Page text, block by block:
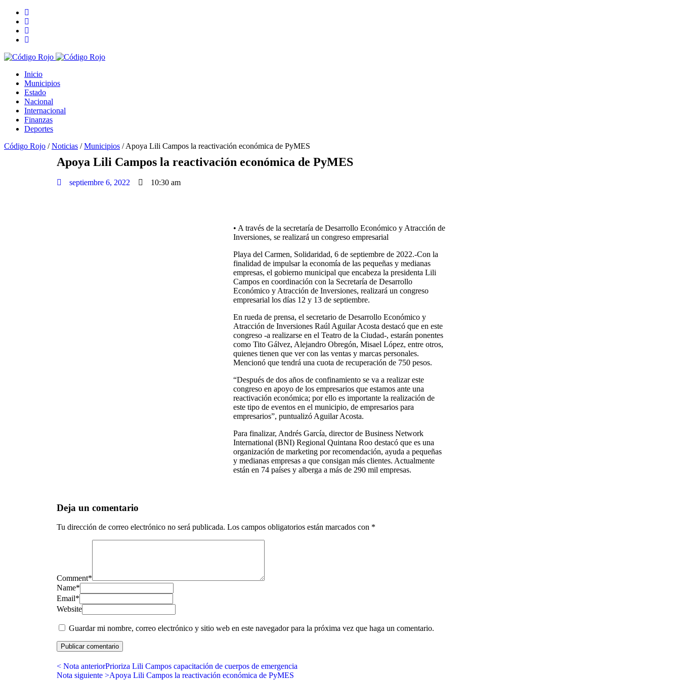
Inicio
Municipios
Estado
Nacional
Internacional
Finanzas
Deportes
Código Rojo /Noticias /Municipios /Apoya Lili Campos la reactivación económica de PyMES
Apoya Lili Campos la reactivación económica de PyMES
septiembre 6, 2022 10:30 am
• A través de la secretaría de Desarrollo Económico y Atracción de
Inversiones, se realizará un congreso empresarial
Playa del Carmen, Solidaridad, 6 de septiembre de 2022.-Con la
finalidad de impulsar la economía de las pequeñas y medianas
empresas, el gobierno municipal que encabeza la presidenta Lili
Campos en coordinación con la Secretaría de Desarrollo
Económico y Atracción de Inversiones, realizará un congreso
empresarial los días 12 y 13 de septiembre.
En rueda de prensa, el secretario de Desarrollo Económico y
Atracción de Inversiones Raúl Aguilar Acosta destacó que en este
congreso -a realizarse en el Teatro de la Ciudad-, estarán ponentes
como Tito Gálvez, Alejandro Obregón, Misael López, entre otros,
quienes tienen que ver con las ventas y marcas personales.
Mencionó que tendrá una cuota de recuperación de 750 pesos.
“Después de dos años de confinamiento se va a realizar este
congreso en apoyo de los empresarios que estamos ante una
reactivación económica; por ello es importante la realización de
este tipo de eventos en el municipio, de empresarios para
empresarios”, puntualizó Aguilar Acosta.
Para finalizar, Andrés García, director de Business Network
International (BNI) Regional Quintana Roo destacó que es una
organización de marketing por recomendación, ayuda a pequeñas
y medianas empresas a que consigan más clientes. Actualmente
están en 74 países y alberga a más de 290 mil empresas.
Deja un comentario
Tu dirección de correo electrónico no será publicada. Los campos obligatorios están marcados con *
Comment*
Name*
Email*
Website
Guardar mi nombre, correo electrónico y sitio web en este navegador para la próxima vez que haga un comentario.
< Nota anteriorPrioriza Lili Campos capacitación de cuerpos de emergencia
Nota siguiente >Apoya Lili Campos la reactivación económica de PyMES